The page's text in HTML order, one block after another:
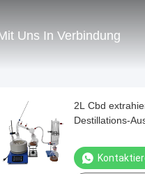
Uns In Verbindung
2L Cbd
Destillations-